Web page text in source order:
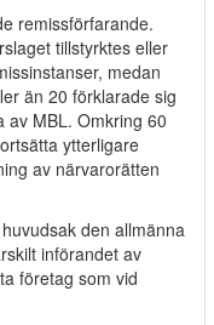
remissförfarande.
tillstyrktes eller
medan
än 20 förklarade sig
av MBL. Omkring 60
ytterligare
av närvarorätten
den allmänna
införandet av
företag som vid